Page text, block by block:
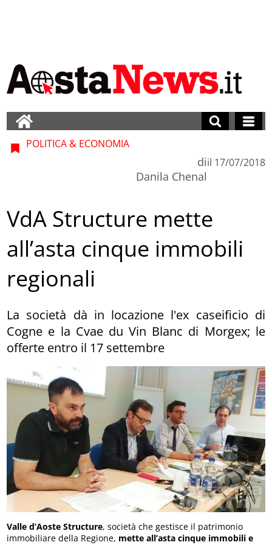
POLITICA & ECONOMIA
di
Danila Chenal
il 17/07/2018
VdA Structure mette
all’asta cinque immobili
regionali
La società dà in locazione l'ex caseificio di
Cogne e la Cvae du Vin Blanc di Morgex; le
offerte entro il 17 settembre
Valle d’Aoste Structure, società che gestisce il patrimonio
immobiliare della Regione, mette all’asta cinque immobili e